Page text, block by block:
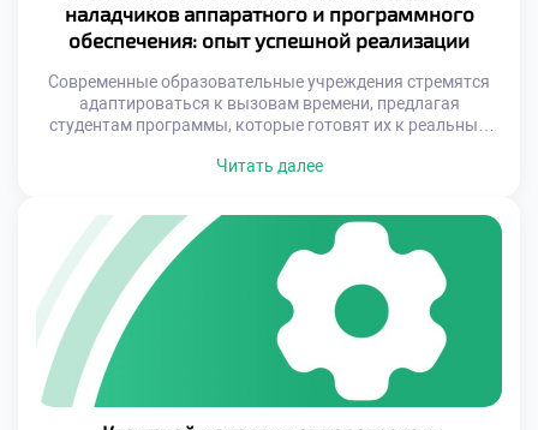
наладчиков аппаратного и программного
обеспечения: опыт успешной реализации
Современные образовательные учреждения стремятся
адаптироваться к вызовам времени, предлагая
студентам программы, которые готовят их к реальным
передовых методик обучения, использования актуальных
партнерами. Такой подход позволяет не только
развивать у студентов необходимые компетенции, но и
формировать у них уверенность в своих силах, что
является […]
Читать далее